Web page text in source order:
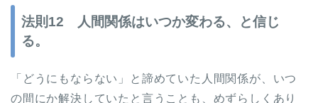
法則12 人間関係はいつか変わる、と信じ
る。
「どうにもならない」と諦めていた人間関係が、いつ
の間にか解決していたと言うことも、めずらしくあり